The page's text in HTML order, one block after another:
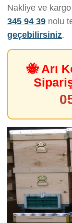
Nakliye ve
345 94 39 nolu
geçebilirsiniz.
🐝 Arı